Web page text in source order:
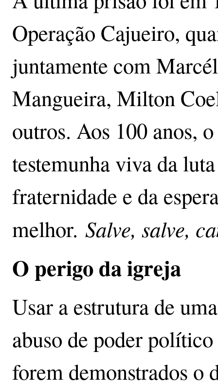
Operação Cajueiro,
juntamente com
Mangueira, Milton
outros. Aos 100 anos,
testemunha viva da
fraternidade e da
melhor. Salve, salve,
O perigo da igreja
Usar a estrutura de
abuso de poder
forem demonstrados o